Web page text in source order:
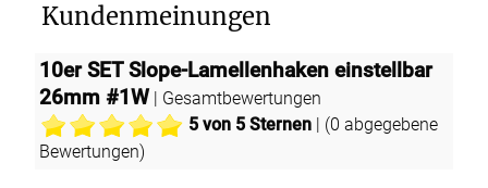
Kundenmeinungen
10er SET Slope-Lamellenhaken einstellbar
26mm #1W| Gesamtbewertungen
5von 5 Sternen | (0 abgegebene
Bewertungen)